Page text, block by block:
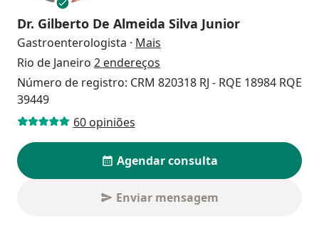
Dr. Gilberto De Almeida Silva Junior
Gastroenterologista · Mais
Rio de Janeiro 2 endereços
Número de registro: CRM 820318 RJ - RQE 18984 RQE
39449
60 opiniões
Agendar consulta
Enviar mensagem